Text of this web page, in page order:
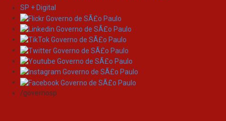
Skip
navigation
SP + Digital
/governosp
Search
Search: